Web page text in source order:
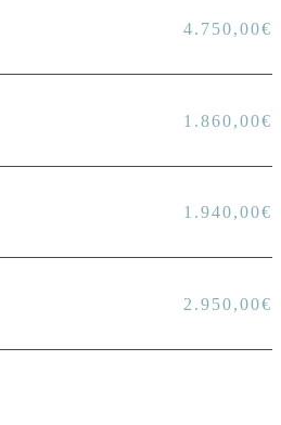
4.750,00€
1.860,00€
1.940,00€
2.950,00€